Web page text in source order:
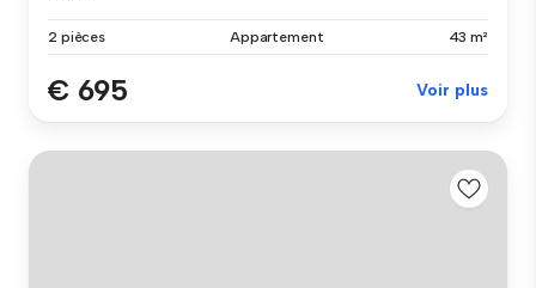
2 pièces Appartement 43 m²
€ 695 Voir plus